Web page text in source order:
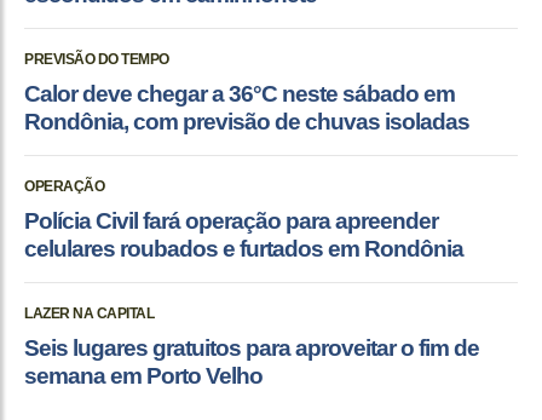
PREVISÃO DO TEMPO
Calor deve chegar a 36°C neste sábado em
Rondônia, com previsão de chuvas isoladas
OPERAÇÃO
Polícia Civil fará operação para apreender
celulares roubados e furtados em Rondônia
LAZER NA CAPITAL
Seis lugares gratuitos para aproveitar o fim de
semana em Porto Velho